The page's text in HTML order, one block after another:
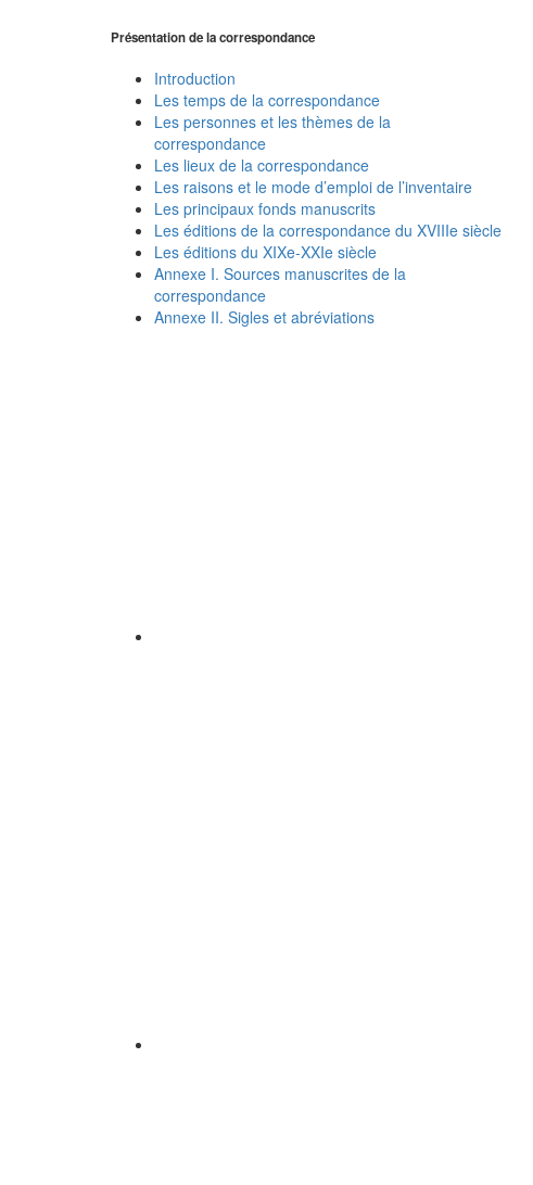
Présentation de la correspondance
Introduction
Les temps de la correspondance
Les personnes et les thèmes de la
correspondance
Les lieux de la correspondance
Les raisons et le mode d’emploi de l’inventaire
Les principaux fonds manuscrits
Les éditions de la correspondance du XVIIIe siècle
Les éditions du XIXe-XXIe siècle
Annexe I. Sources manuscrites de la
correspondance
Annexe II. Sigles et abréviations